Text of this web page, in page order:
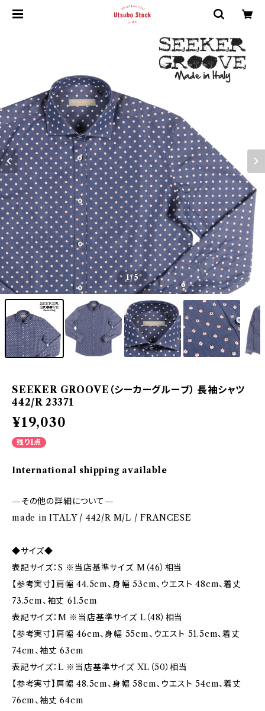
1/5
SEEKER GROOVE（シーカーグルーブ） 長袖シャツ
442/R 23371
¥19,030
残り1点
International shipping available
—その他の詳細について—
made in ITALY / 442/R M/L / FRANCESE
◆サイズ◆
表記サイズ：S ※当店基準サイズ M（46）相当
【参考実寸】肩幅 44.5cm、身幅 53cm、ウエスト 48cm、着丈
73.5cm、袖丈 61.5cm
表記サイズ：M ※当店基準サイズ L（48）相当
【参考実寸】肩幅 46cm、身幅 55cm、ウエスト 51.5cm、着丈
74cm、袖丈 63cm
表記サイズ：L ※当店基準サイズ XL（50）相当
【参考実寸】肩幅 48.5cm、身幅 58cm、ウエスト 54cm、着丈
76cm、袖丈 64cm